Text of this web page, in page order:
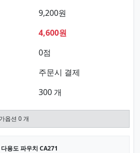
9,200원
4,600원
0점
주문시 결제
300 개
옵션 0 개
용도 파우치 CA271